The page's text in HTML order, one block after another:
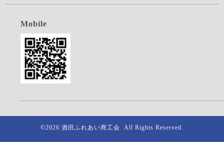
Mobile
©2026 酒田ふれあい商工会 . All Rights Reserved.